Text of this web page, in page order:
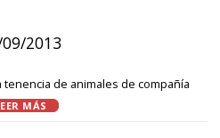
2013
de animales de compañía
MÁS